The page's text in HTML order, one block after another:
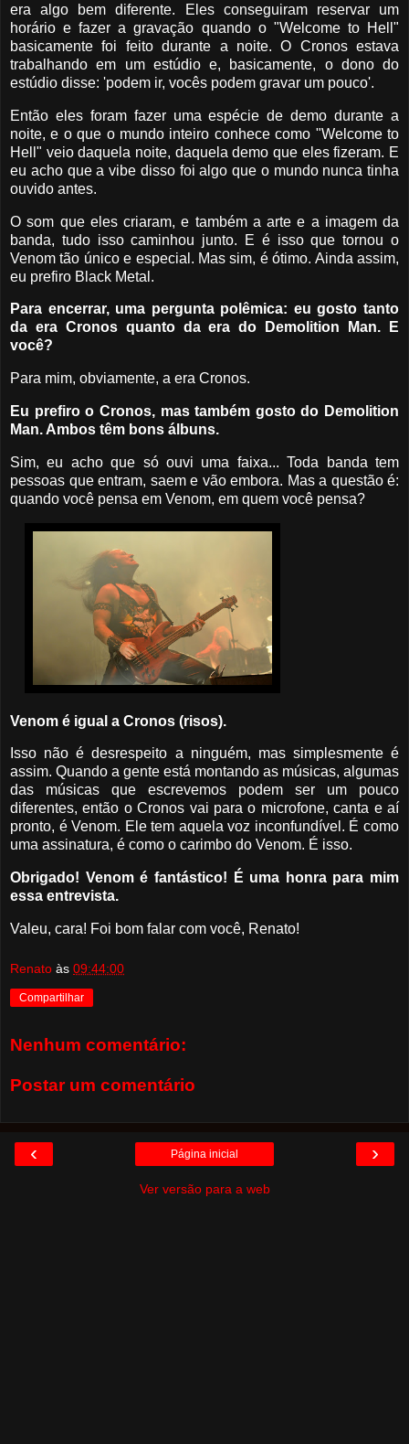
era algo bem diferente. Eles conseguiram reservar um
horário e fazer a gravação quando o "Welcome to Hell"
basicamente foi feito durante a noite. O Cronos estava
trabalhando em um estúdio e, basicamente, o dono do
estúdio disse: 'podem ir, vocês podem gravar um pouco'.
Então eles foram fazer uma espécie de demo durante a
noite, e o que o mundo inteiro conhece como "Welcome to
Hell" veio daquela noite, daquela demo que eles fizeram. E
eu acho que a vibe disso foi algo que o mundo nunca tinha
ouvido antes.
O som que eles criaram, e também a arte e a imagem da
banda, tudo isso caminhou junto. E é isso que tornou o
Venom tão único e especial. Mas sim, é ótimo. Ainda assim,
eu prefiro Black Metal.
Para encerrar, uma pergunta polêmica: eu gosto tanto
da era Cronos quanto da era do Demolition Man. E
você?
Para mim, obviamente, a era Cronos.
Eu prefiro o Cronos, mas também gosto do Demolition
Man. Ambos têm bons álbuns.
Sim, eu acho que só ouvi uma faixa... Toda banda tem
pessoas que entram, saem e vão embora. Mas a questão é:
quando você pensa em Venom, em quem você pensa?
Venom é igual a Cronos (risos).
Isso não é desrespeito a ninguém, mas simplesmente é
assim. Quando a gente está montando as músicas, algumas
das músicas que escrevemos podem ser um pouco
diferentes, então o Cronos vai para o microfone, canta e aí
pronto, é Venom. Ele tem aquela voz inconfundível. É como
uma assinatura, é como o carimbo do Venom. É isso.
Obrigado! Venom é fantástico! É uma honra para mim
essa entrevista.
Valeu, cara! Foi bom falar com você, Renato!
Renato às 09:44:00
Compartilhar
Nenhum comentário:
Postar um comentário
‹ ›
Página inicial
Ver versão para a web